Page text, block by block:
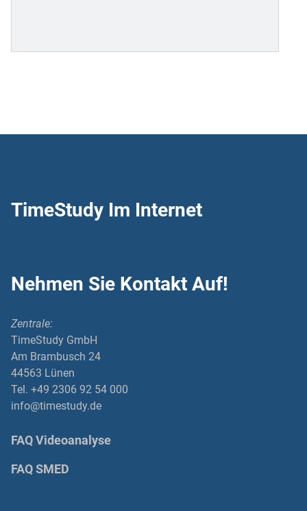
TimeStudy Im Internet
Nehmen Sie Kontakt Auf!
Zentrale:
TimeStudy GmbH
Am Brambusch 24
44563 Lünen
Tel. +49 2306 92 54 000
info@timestudy.de
FAQ Videoanalyse
FAQ SMED